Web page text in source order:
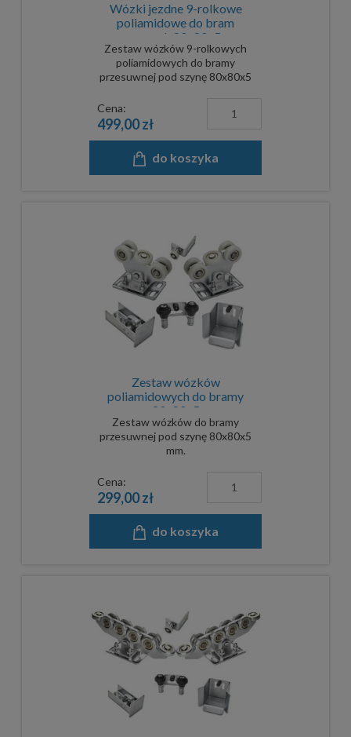
Wózki jezdne 9-rolkowe
poliamidowe do bram
przesuwnych 80x80x5 mm -
komplet
Zestaw wózków 9-rolkowych
poliamidowych do bramy
przesuwnej pod szynę 80x80x5
Cena:
499,00 zł
do koszyka
Zestaw wózków
poliamidowych do bramy
80x80x5
Zestaw wózków do bramy
przesuwnej pod szynę 80x80x5
mm.
Cena:
299,00 zł
do koszyka